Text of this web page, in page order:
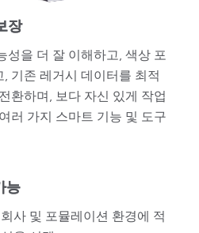
장
성을 더 잘 이해하고, 색상 포
기존 레거시 데이터를 최적
환하며, 보다 자신 있게 작업
러 가지 스마트 기능 및 도구
능
사 및 포뮬레이션 환경에 적